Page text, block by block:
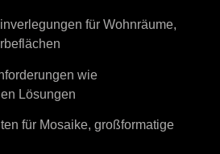
für Wohnräume,
wie
Lösungen
für Mosaike, großformatige